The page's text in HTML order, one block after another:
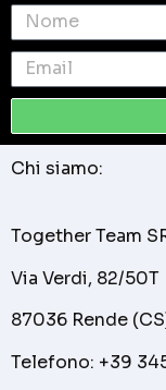
Chi siamo:
Together Team
Via Verdi, 82/50T
87036 Rende
Telefono: +39